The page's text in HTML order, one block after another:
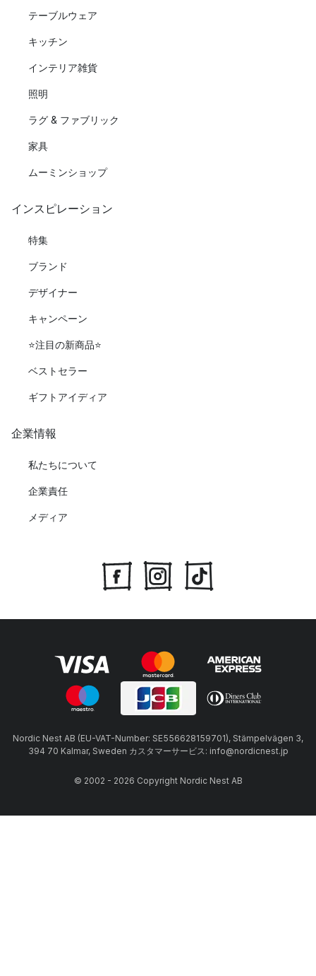
テーブルウェア
キッチン
インテリア雑貨
照明
ラグ & ファブリック
家具
ムーミンショップ
インスピレーション
特集
ブランド
デザイナー
キャンペーン
⭐️注目の新商品⭐️
ベストセラー
ギフトアイディア
企業情報
私たちについて
企業責任
メディア
Nordic Nest AB (EU-VAT-Number: SE556628159701), Stämpelvägen 3,
394 70 Kalmar, Sweden カスタマーサービス: info@nordicnest.jp
© 2002 - 2026 Copyright Nordic Nest AB